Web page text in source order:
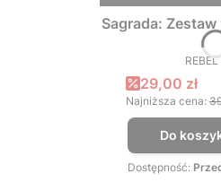
Sagrada:
REBEL
Cena
29,00 zł
Najniższa cena:
Do
Dostępność: